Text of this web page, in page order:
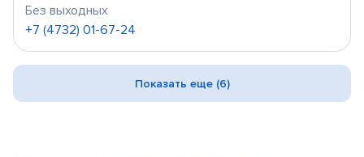
Без выходных
+7 (4732) 01-67-24
Показать еще (6)